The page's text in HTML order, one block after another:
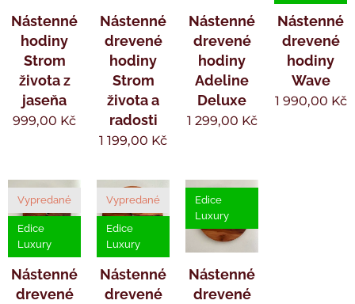
Nástenné
hodiny
Strom
života z
jaseňa
999,00 Kč
Nástenné
drevené
hodiny
Strom
života a
radosti
1 199,00 Kč
Nástenné
drevené
hodiny
Adeline
Deluxe
1 299,00 Kč
Nástenné
drevené
hodiny
Wave
1 990,00 Kč
Nástenné
drevené
Vypredané
Edice
Luxury
Nástenné
drevené
Vypredané
Edice
Luxury
Nástenné
drevené
Edice
Luxury